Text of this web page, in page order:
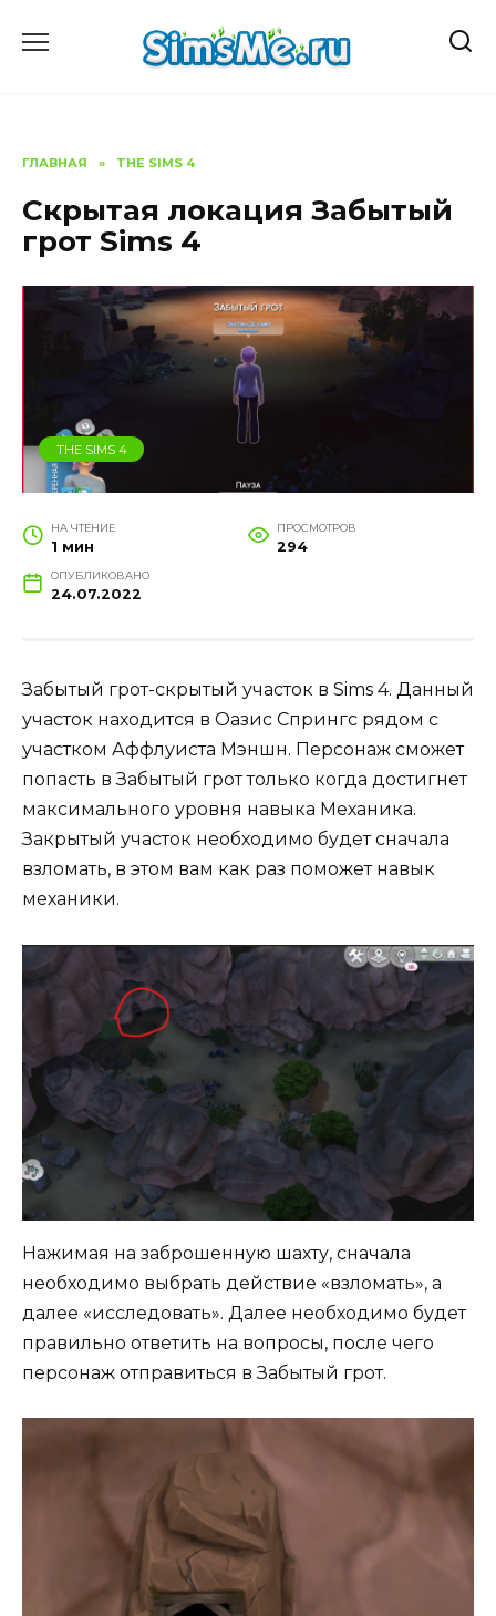
ГЛАВНАЯ » THE SIMS 4
Скрытая локация Забытый
грот Sims 4
THE SIMS 4
НА ЧТЕНИЕ
1 мин
ПРОСМОТРОВ
294
ОПУБЛИКОВАНО
24.07.2022
Забытый грот-скрытый участок в Sims 4. Данный
участок находится в Оазис Спрингс рядом с
участком Аффлуиста Мэншн. Персонаж сможет
попасть в Забытый грот только когда достигнет
максимального уровня навыка Механика.
Закрытый участок необходимо будет сначала
взломать, в этом вам как раз поможет навык
механики.
Нажимая на заброшенную шахту, сначала
необходимо выбрать действие «взломать», а
далее «исследовать». Далее необходимо будет
правильно ответить на вопросы, после чего
персонаж отправиться в Забытый грот.